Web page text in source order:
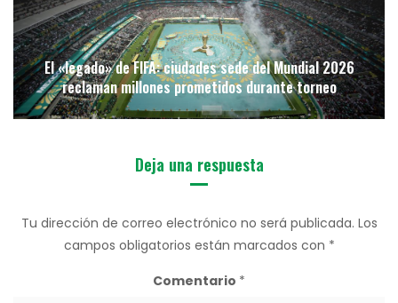
El «legado» de FIFA: ciudades sede del Mundial 2026
reclaman millones prometidos durante torneo
Deja una respuesta
Tu dirección de correo electrónico no será publicada. Los
campos obligatorios están marcados con *
Comentario *